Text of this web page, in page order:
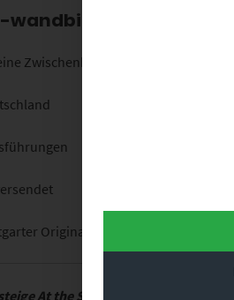
Zwischenhändler
Original mit urbanem Charakter
At the Speed of Light